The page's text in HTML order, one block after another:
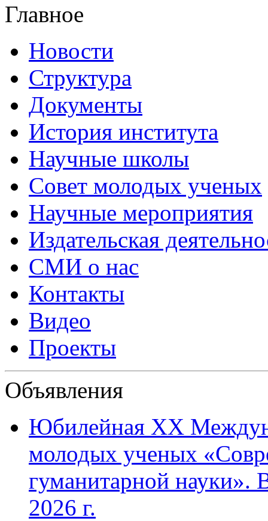
Главное
Новости
Структура
Документы
История института
Научные школы
Совет молодых ученых
Научные мероприятия
Издательская
СМИ о нас
Контакты
Видео
Проекты
Объявления
Юбилейная XХ
молодых ученых
гуманитарной науки».
2026 г.